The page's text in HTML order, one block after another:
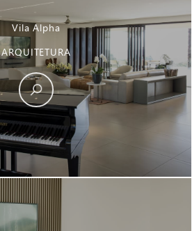
Vila Alpha
ARQUITETURA